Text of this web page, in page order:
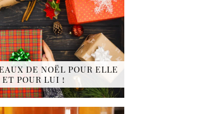
DE NOËL POUR ELLE
ET POUR LUI !